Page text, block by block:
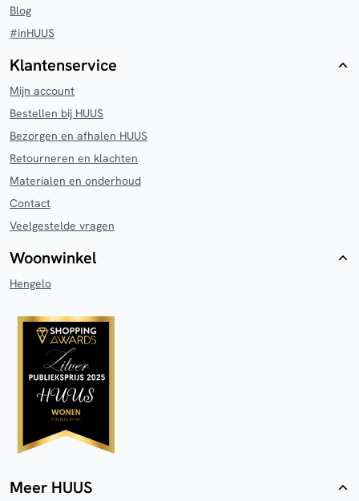
Blog
#inHUUS
Klantenservice
Mijn account
Bestellen bij HUUS
Bezorgen en afhalen HUUS
Retourneren en klachten
Materialen en onderhoud
Contact
Veelgestelde vragen
Woonwinkel
Hengelo
Meer HUUS